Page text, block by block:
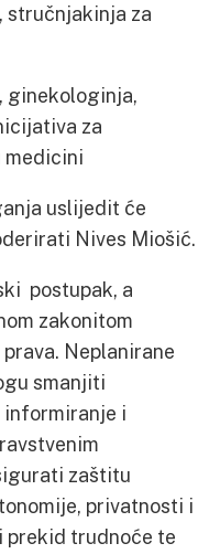
za
za
medicini
uslijedit će
Nives Miošić.
postupak, a
zakonitom
Neplanirane
smanjiti
informiranje i
zaštitu
privatnosti i
prekid trudnoće te